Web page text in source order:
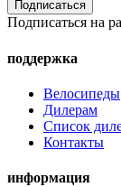
Подписаться на
поддержка
Велосипеды
Дилерам
Список
Контакты
информация